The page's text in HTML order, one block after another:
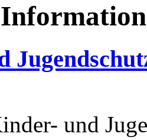
und